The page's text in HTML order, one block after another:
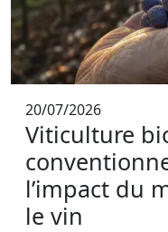
20/07/2026
Viticulture
l’impact du
le vin